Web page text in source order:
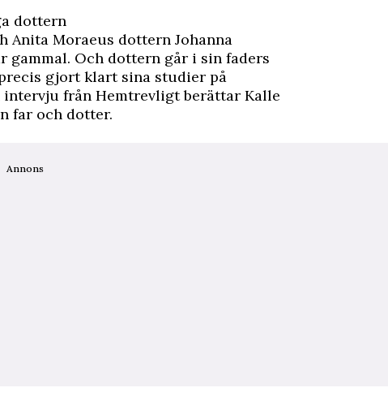
dottern
Anita Moraeus dottern Johanna
gammal. Och dottern går i sin faders
gjort klart sina studier på
från Hemtrevligt berättar Kalle
far och dotter.
Annons